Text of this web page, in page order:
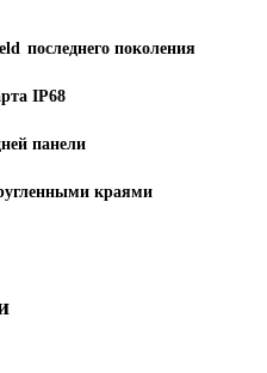
последнего поколения
IP68
панели
краями